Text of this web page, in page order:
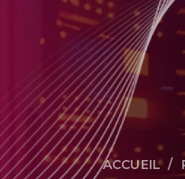
Fil d'Ariane
ACCUEIL